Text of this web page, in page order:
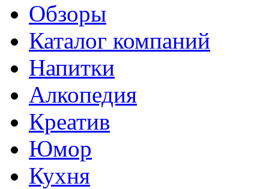
Обзоры
Каталог компаний
Напитки
Алкопедия
Креатив
Юмор
Кухня